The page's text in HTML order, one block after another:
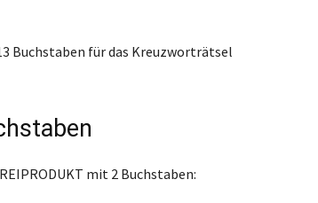
Buchstaben für das Kreuzworträtsel
mit 2 Buchstaben: